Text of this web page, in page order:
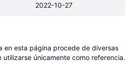
2022-10-27
en esta página procede de diversas
únicamente como referencia.